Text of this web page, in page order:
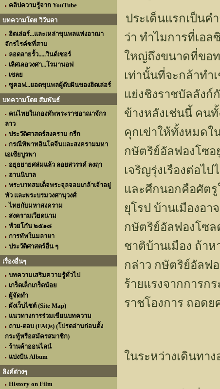
คลิปความรู้จาก YouTube
บทความโดย วิวันดา
ฮิตเล่อร์...และเหล่าขุนพลแห่งอาณา
จักรไรค์ซที่สาม
ลอดลายรั้ว.....วินด์เซอร์
เลิศเลอวงศา...โรมานอฟ
เชลย
ซูคอฟ...ยอดขุนพลผู้ดับฝันของฮิตเล่อร์
บทความโดย สัมพันธ์
คนไทยในกองทัพพระราชอาณาจักร
ลาว
ประวัติศาสตร์สงคราม กรีก
กรณีพิพาทอินโดจีนและสงครามมหา
เอเชียบูรพา
อยุธยายศล่มแล้ว ลอยสวรรค์ ลงฤา
ฮานนิบาล
พระบาทสมเด็จพระจุลจอมเกล้าเจ้าอยู่
หัว และพระบรมวงศานุวงศ์
ไทยกับมหาสงคราม
สงครามเวียดนาม
ห้วยโก๋น ๒๕๑๘
การทัพในมลายา
ประวัติศาสตร์อื่น ๆ
เรื่องอื่นๆ
บทความเสริมความรู้ทั่วไป
เกร็ดเล็กเกร็ดน้อย
ผู้จัดทำ
ผังเว็บไซต์ (Site Map)
แนวทางการร่วมเขียนบทความ
ถาม-ตอบ (FAQs) (โปรดอ่านก่อนตั้ง
กระทู้หรือสมัครสมาชิก)
ร้านค้าออนไลน์
แบ่งปัน Album
ลิงค์ต่างๆ
History on Film
ประเด็นแรกเป็นค
ว่า ทำไมการที่เอ
ใหญ่ถึงขนาดที่ขอท
เท่านั้นที่จะกล้าทำ
แย่งชิงราชบัลลังก์
ข้างหลังเช่นนี้ คน
คุกเข่าให้ทั้งหมดใ
กษัตริย์อัลฟองโซอ
เจริญรุ่งเรืองต่อไ
และศึกนอกคือศัต
ยุโรป บ้านเมืองอา
กษัตริย์อัลฟองโซล
ชาติบ้านเมือง ถ้า
กล่าว กษัตริย์อัลฟ
ร้ายแรงจากการก
ราชโองการ ถอด
ในระหว่างเดินทา